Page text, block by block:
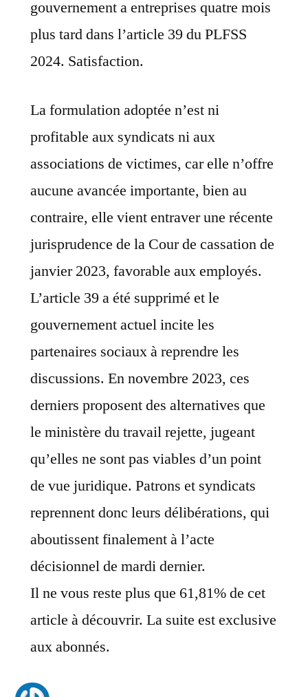
gouvernement a entreprises quatre mois
plus tard dans l’article 39 du PLFSS
2024. Satisfaction.
La formulation adoptée n’est ni
profitable aux syndicats ni aux
associations de victimes, car elle n’offre
aucune avancée importante, bien au
contraire, elle vient entraver une récente
jurisprudence de la Cour de cassation de
janvier 2023, favorable aux employés.
L’article 39 a été supprimé et le
gouvernement actuel incite les
partenaires sociaux à reprendre les
discussions. En novembre 2023, ces
derniers proposent des alternatives que
le ministère du travail rejette, jugeant
qu’elles ne sont pas viables d’un point
de vue juridique. Patrons et syndicats
reprennent donc leurs délibérations, qui
aboutissent finalement à l’acte
décisionnel de mardi dernier.
Il ne vous reste plus que 61,81% de cet
article à découvrir. La suite est exclusive
aux abonnés.